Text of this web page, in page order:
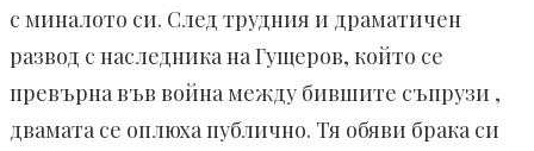
с миналото си. След трудния и драматичен
развод с наследника на Гущеров, който се
превърна във война между бившите съпрузи ,
двамата се оплюха публично. Тя обяви брака си